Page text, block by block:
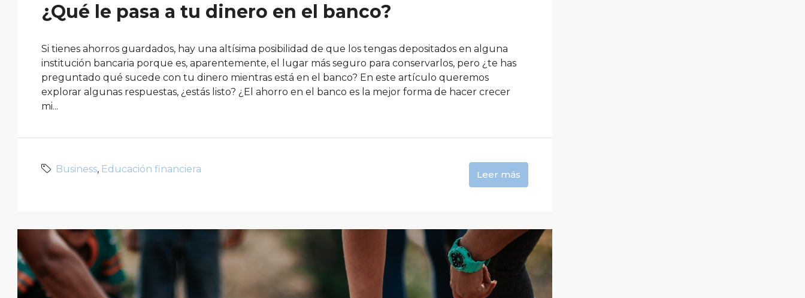
¿Qué le pasa a tu dinero en el banco?
Si tienes ahorros guardados, hay una altísima posibilidad de que los tengas depositados en alguna
institución bancaria porque es, aparentemente, el lugar más seguro para conservarlos, pero ¿te has
preguntado qué sucede con tu dinero mientras está en el banco? En este artículo queremos
explorar algunas respuestas, ¿estás listo? ¿El ahorro en el banco es la mejor forma de hacer crecer
mi...
Business, Educación financiera Leer más